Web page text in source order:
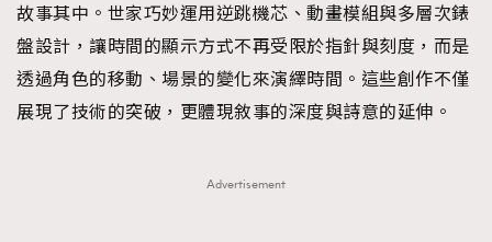
故事其中。世家巧妙運用逆跳機芯、動畫模組與多層次錶
盤設計，讓時間的顯示方式不再受限於指針與刻度，而是
透過角色的移動、場景的變化來演繹時間。這些創作不僅
展現了技術的突破，更體現敘事的深度與詩意的延伸。
Advertisement